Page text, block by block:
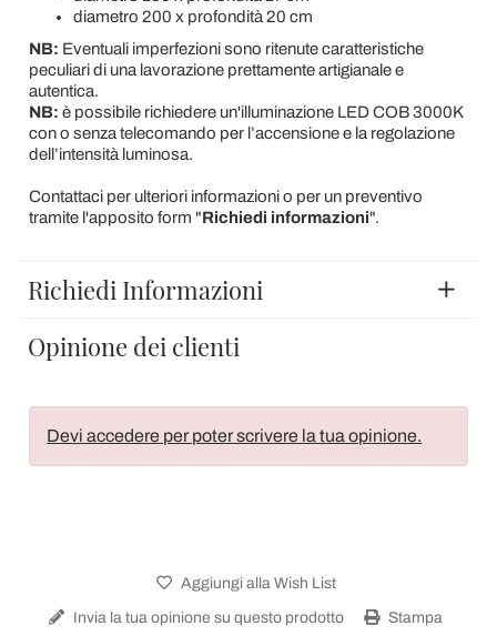
diametro 200 x profondità 20 cm
NB: Eventuali imperfezioni sono ritenute caratteristiche
peculiari di una lavorazione prettamente artigianale e
autentica.
NB: è possibile richiedere un'illuminazione LED COB 3000K
con o senza telecomando per l’accensione e la regolazione
dell’intensità luminosa.
Contattaci per ulteriori informazioni o per un preventivo
tramite l'apposito form "Richiedi informazioni".
Richiedi Informazioni
Opinione dei clienti
Devi accedere per poter scrivere la tua opinione.
Aggiungi alla Wish List
Invia la tua opinione su questo prodotto Stampa